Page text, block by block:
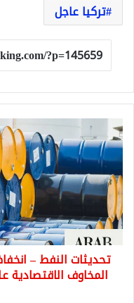
تركيا عاجل
تحديثات
النفط
–
انخفاض
أسعار
النفط
الخام
حيث
تغلبت
المخاوف
الاقتصادية
تحديثات النفط –
المخاوف